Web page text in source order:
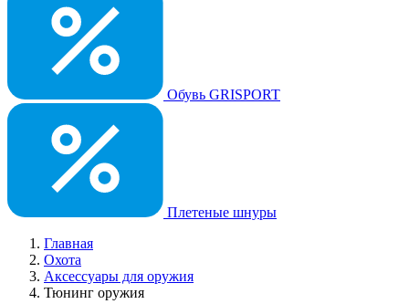
Обувь GRISPORT
Плетеные шнуры
Главная
Охота
Аксессуары для оружия
Тюнинг оружия